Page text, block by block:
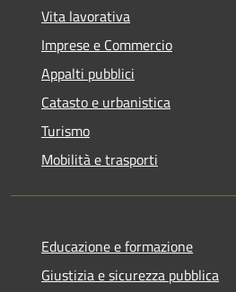
Vita lavorativa
Imprese e Commercio
Appalti pubblici
Catasto e urbanistica
Turismo
Mobilità e trasporti
Educazione e formazione
Giustizia e sicurezza pubblica